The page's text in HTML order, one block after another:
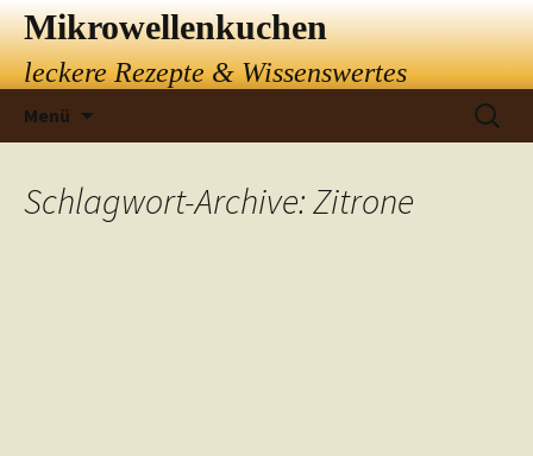
Mikrowellenkuchen
leckere Rezepte & Wissenswertes
Menü
Suchen
nach:
Schlagwort-Archive: Zitrone